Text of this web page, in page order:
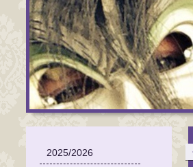
2025/2026